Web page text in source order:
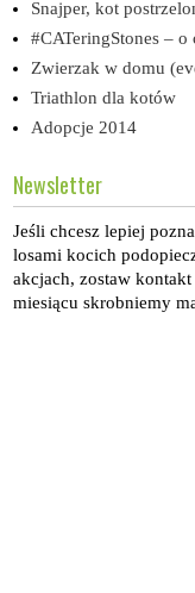
Snajper, kot
#CATeringStones – o
Zwierzak w domu
Triathlon dla kotów
Adopcje 2014
Newsletter
Jeśli chcesz lepiej
losami kocich
akcjach, zostaw
miesiącu skrobniemy